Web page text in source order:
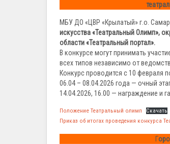
МБУ ДО «ЦВР «Крылатый» г.о.
искусства «Театральный Олимп»,
области «Театральный портал».
В конкурсе могут принимать
всех типов независимо от
Конкурс проводится с 10 февраля
06.04 – 08.04.2026 года — очный
14.04.2026, 16.00 — награждение и
Положение Театральный олимп
Скачать
Приказ об итогах проведения конкурса
Г